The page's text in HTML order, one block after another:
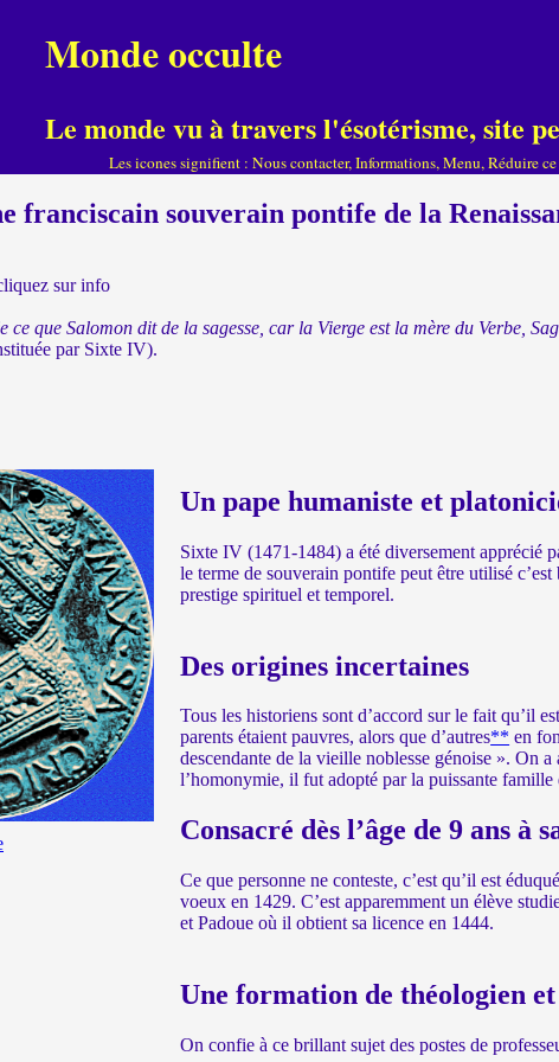
Monde occulte
Le monde vu à travers l'ésotérisme, site
Les icones signifient : Nous contacter, Informations, Menu, Réduire
franciscain souverain pontife de la
sur info
que Salomon dit de la sagesse, car la Vierge est la mère du Verbe,
par Sixte IV).
Un pape humaniste et
Sixte IV (1471-1484) a été diversement apprécié
le terme de souverain pontife peut être utilisé
prestige spirituel et temporel.
Des origines incertaines
Tous les historiens sont d’accord sur le fait qu’il
parents étaient pauvres, alors que d’autres** en
descendante de la vieille noblesse génoise ». On
l’homonymie, il fut adopté par la puissante
Consacré dès l’âge de 9 ans à
Ce que personne ne conteste, c’est qu’il est
voeux en 1429. C’est apparemment un élève
et Padoue où il obtient sa licence en 1444.
Une formation de théologien
On confie à ce brillant sujet des postes de